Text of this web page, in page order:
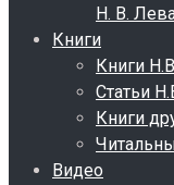
Н. В.
Книги
Книги
Статьи
Книги
Видео